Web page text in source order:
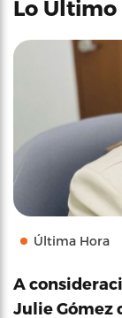
Lo Último
Última Hora
A
Julie Gómez